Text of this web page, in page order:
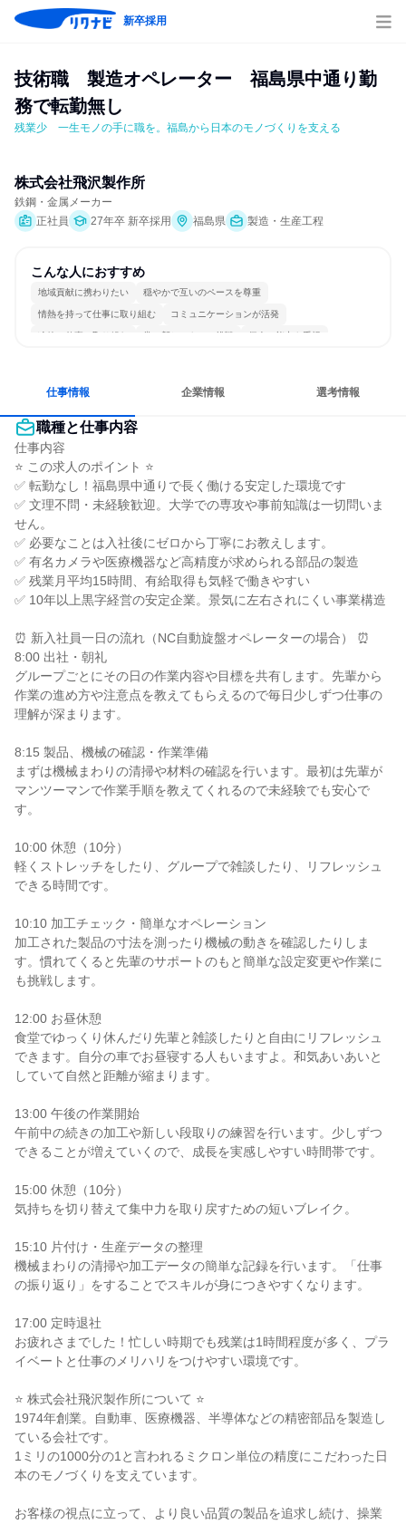
新卒採用
技術職　製造オペレーター　福島県中通り勤
務で転勤無し
残業少　一生モノの手に職を。福島から日本のモノづくりを支える
株式会社飛沢製作所
鉄鋼・金属メーカー
正社員
27年卒 新卒採用 福島県 製造・生産工程
こんな人におすすめ
地域貢献に携わりたい 穏やかで互いのペースを尊重
情熱を持って仕事に取り組む コミュニケーションが活発
冷静に仕事に取り組む 常に新しいものに挑戦 個人の能力を重視
仕事情報 企業情報 選考情報
職種と仕事内容
仕事内容
⭐ この求人のポイント ⭐
✅ 転勤なし！福島県中通りで長く働ける安定した環境です
✅ 文理不問・未経験歓迎。大学での専攻や事前知識は一切問いま
せん。
✅ 必要なことは入社後にゼロから丁寧にお教えします。
✅ 有名カメラや医療機器など高精度が求められる部品の製造
✅ 残業月平均15時間、有給取得も気軽で働きやすい
✅ 10年以上黒字経営の安定企業。景気に左右されにくい事業構造
⏰ 新入社員一日の流れ（NC自動旋盤オペレーターの場合） ⏰
8:00 出社・朝礼
グループごとにその日の作業内容や目標を共有します。先輩から
作業の進め方や注意点を教えてもらえるので毎日少しずつ仕事の
理解が深まります。
8:15 製品、機械の確認・作業準備
まずは機械まわりの清掃や材料の確認を行います。最初は先輩が
マンツーマンで作業手順を教えてくれるので未経験でも安心で
す。
10:00 休憩（10分）
軽くストレッチをしたり、グループで雑談したり、リフレッシュ
できる時間です。
10:10 加工チェック・簡単なオペレーション
加工された製品の寸法を測ったり機械の動きを確認したりしま
す。慣れてくると先輩のサポートのもと簡単な設定変更や作業に
も挑戦します。
12:00 お昼休憩
食堂でゆっくり休んだり先輩と雑談したりと自由にリフレッシュ
できます。自分の車でお昼寝する人もいますよ。和気あいあいと
していて自然と距離が縮まります。
13:00 午後の作業開始
午前中の続きの加工や新しい段取りの練習を行います。少しずつ
できることが増えていくので、成長を実感しやすい時間帯です。
15:00 休憩（10分）
気持ちを切り替えて集中力を取り戻すための短いブレイク。
15:10 片付け・生産データの整理
機械まわりの清掃や加工データの簡単な記録を行います。「仕事
の振り返り」をすることでスキルが身につきやすくなります。
17:00 定時退社
お疲れさまでした！忙しい時期でも残業は1時間程度が多く、プラ
イベートと仕事のメリハリをつけやすい環境です。
⭐ 株式会社飛沢製作所について ⭐
1974年創業。自動車、医療機器、半導体などの精密部品を製造し
ている会社です。
1ミリの1000分の1と言われるミクロン単位の精度にこだわった日
本のモノづくりを支えています。
お客様の視点に立って、より良い品質の製品を追求し続け、操業